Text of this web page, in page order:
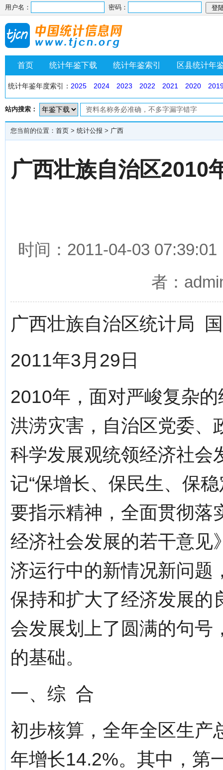
用户名： 密码：
首页 统计年鉴下载 统计年鉴索引 区县统计年
统计年鉴年度索引： 2025 2024 2023 2022 2021 2020
站内搜索：
您当前的位置： 首页 > 统计公报 > 广西
广西壮族自治区2010
时间：2011-04-03
者：
广西壮族自治区统计局
2011年3月29日
2010年，面对严峻复杂
洪涝灾害，自治区党委、
科学发展观统领经济社会
记“保增长、保民生、保
要指示精神，全面贯彻落
经济社会发展的若干意见
济运行中的新情况新问题
保持和扩大了经济发展的
会发展划上了圆满的句号
的基础。
一、综 合
初步核算，全年全区生产
年增长14.2%。其中，第